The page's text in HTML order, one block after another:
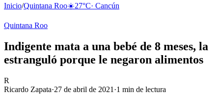
Inicio/Quintana Roo☀️27°C· Cancún
Quintana Roo
Indigente mata a una bebé de 8 meses, la
estranguló porque le negaron alimentos
R
Ricardo Zapata·27 de abril de 2021 ·1 min de lectura